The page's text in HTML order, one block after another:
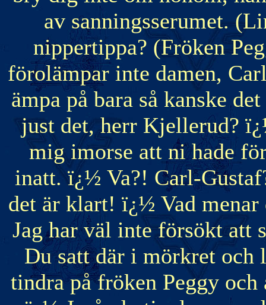
av sanningsserumet.
nippertippa? (Fröken
förolämpar inte damen,
ämpa på bara så kanske
just det, herr Kjellerud?
mig imorse att ni hade
inatt. ï¿½ Va?! Carl-
det är klart! ï¿½ Vad
Jag har väl inte försökt att
Du satt där i mörkret och
tindra på fröken Peggy